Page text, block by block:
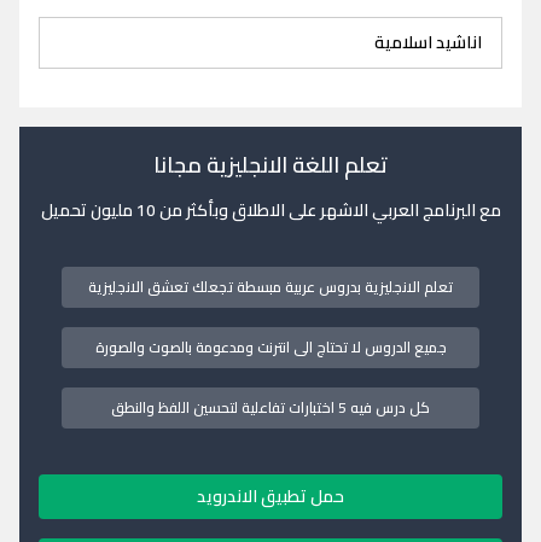
اناشيد اسلامية
تعلم اللغة الانجليزية مجانا
مع البرنامج العربي الاشهر على الاطلاق وبأكثر من 10 مليون تحميل
تعلم الانجليزية بدروس عربية مبسطة تجعلك تعشق الانجليزية
جميع الدروس لا تحتاج الى انترنت ومدعومة بالصوت والصورة
كل درس فيه 5 اختبارات تفاعلية لتحسين اللفظ والنطق
حمل تطبيق الاندرويد